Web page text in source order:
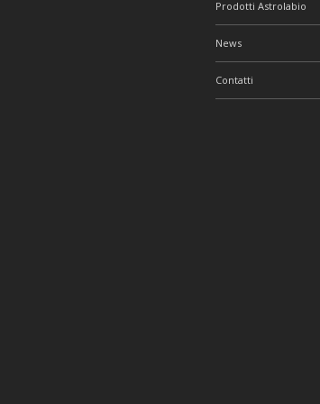
Prodotti Astrolabio
News
Contatti